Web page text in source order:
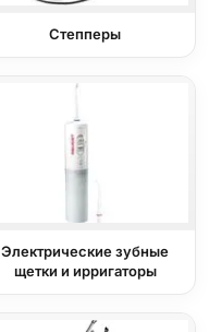
Степперы
Электрические зубные
щетки и ирригаторы